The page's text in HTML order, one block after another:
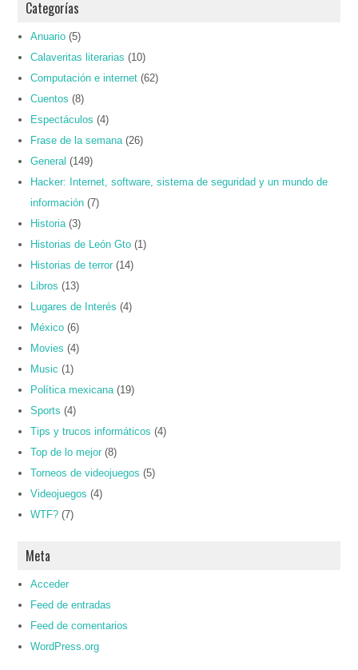
Categorías
Anuario (5)
Calaveritas literarias (10)
Computación e internet (62)
Cuentos (8)
Espectáculos (4)
Frase de la semana (26)
General (149)
Hacker: Internet, software, sistema de seguridad y un mundo de
información (7)
Historia (3)
Historias de León Gto (1)
Historias de terror (14)
Libros (13)
Lugares de Interés (4)
México (6)
Movies (4)
Music (1)
Política mexicana (19)
Sports (4)
Tips y trucos informáticos (4)
Top de lo mejor (8)
Torneos de videojuegos (5)
Videojuegos (4)
WTF? (7)
Meta
Acceder
Feed de entradas
Feed de comentarios
WordPress.org